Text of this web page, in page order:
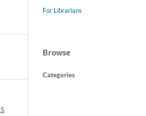
For Librarians
Browse
Categories